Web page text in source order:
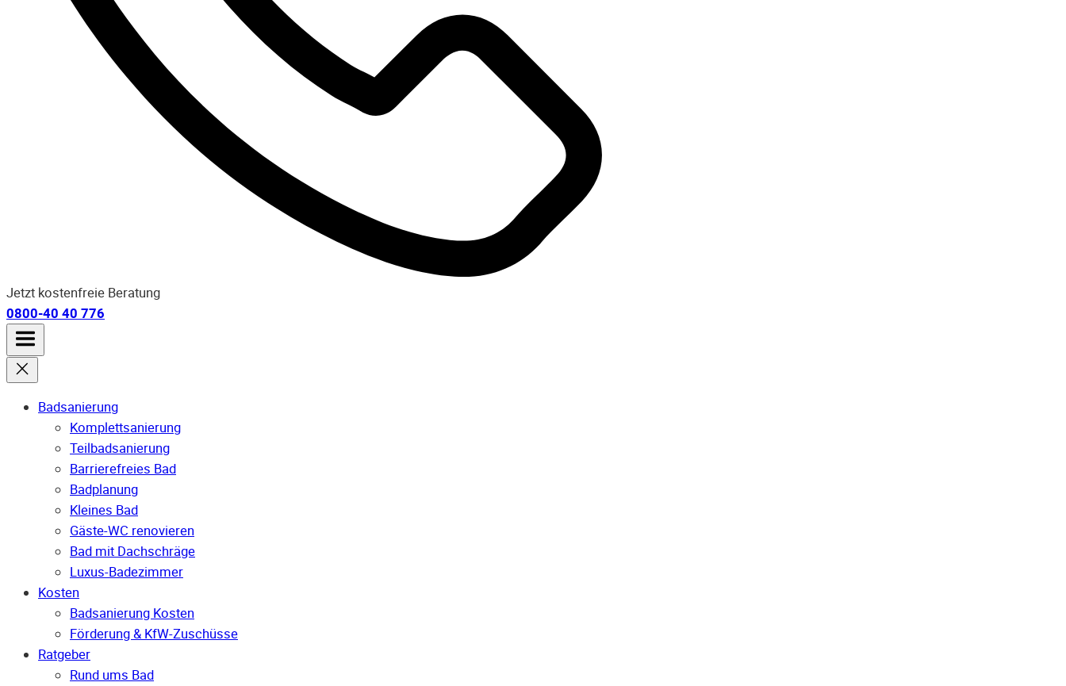
Jetzt kostenfreie Beratung
0800-40 40 776
Badsanierung
Komplettsanierung
Teilbadsanierung
Barrierefreies Bad
Badplanung
Kleines Bad
Gäste-WC renovieren
Bad mit Dachschräge
Luxus-Badezimmer
Kosten
Badsanierung Kosten
Förderung & KfW-Zuschüsse
Ratgeber
Rund ums Bad